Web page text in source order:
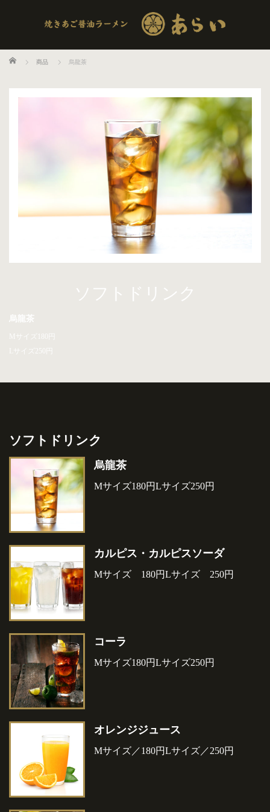
ホーム 商品 烏龍茶
ソフトドリンク
烏龍茶
Mサイズ180円
Lサイズ250円
ソフトドリンク
烏龍茶
Mサイズ180円Lサイズ250円
カルピス・カルピスソーダ
Mサイズ 180円Lサイズ 250円
コーラ
Mサイズ180円Lサイズ250円
オレンジジュース
Mサイズ／180円Lサイズ／250円